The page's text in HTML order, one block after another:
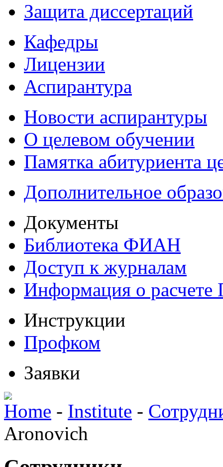
Защита диссертаций
Кафедры
Лицензии
Аспирантура
Новости аспирантуры
О целевом обучении
Памятка абитуриента
Дополнительное
Документы
Библиотека ФИАН
Доступ к журналам
Информация о
Инструкции
Профком
Заявки
Home - Institute -
Aronovich